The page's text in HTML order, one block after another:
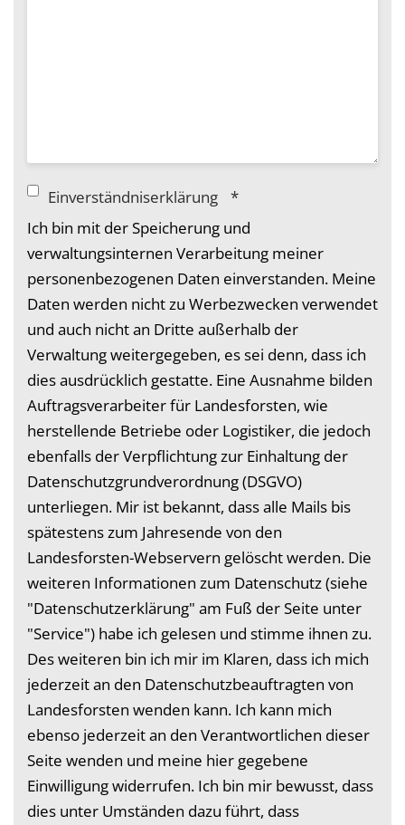
Einverständniserklärung
*
Ich bin mit der Speicherung und
verwaltungsinternen Verarbeitung meiner
personenbezogenen Daten einverstanden. Meine
Daten werden nicht zu Werbezwecken verwendet
und auch nicht an Dritte außerhalb der
Verwaltung weitergegeben, es sei denn, dass ich
dies ausdrücklich gestatte. Eine Ausnahme bilden
Auftragsverarbeiter für Landesforsten, wie
herstellende Betriebe oder Logistiker, die jedoch
ebenfalls der Verpflichtung zur Einhaltung der
Datenschutzgrundverordnung (DSGVO)
unterliegen. Mir ist bekannt, dass alle Mails bis
spätestens zum Jahresende von den
Landesforsten-Webservern gelöscht werden. Die
weiteren Informationen zum Datenschutz (siehe
"Datenschutzerklärung" am Fuß der Seite unter
"Service") habe ich gelesen und stimme ihnen zu.
Des weiteren bin ich mir im Klaren, dass ich mich
jederzeit an den Datenschutzbeauftragten von
Landesforsten wenden kann. Ich kann mich
ebenso jederzeit an den Verantwortlichen dieser
Seite wenden und meine hier gegebene
Einwilligung widerrufen. Ich bin mir bewusst, dass
dies unter Umständen dazu führt, dass